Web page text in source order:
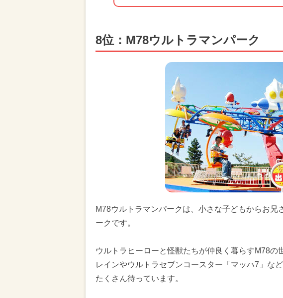
8位：M78ウルトラマンパーク
M78ウルトラマンパークは、小さな子どもからお兄
ークです。
ウルトラヒーローと怪獣たちが仲良く暮らすM78の
レインやウルトラセブンコースター「マッハ7」な
たくさん待っています。